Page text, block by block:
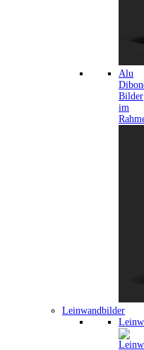
Alu
Bilder
im
Leinwandbilder